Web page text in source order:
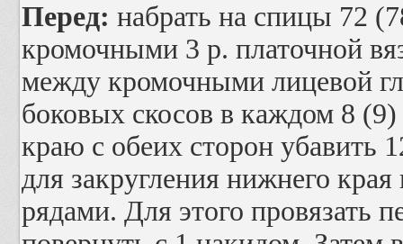
Перед: набрать на спицы 72
кромочными 3 р. платочной
между кромочными лицевой
боковых скосов в каждом 8
краю с обеих сторон убавить
для закругления нижнего
рядами. Для этого провязать